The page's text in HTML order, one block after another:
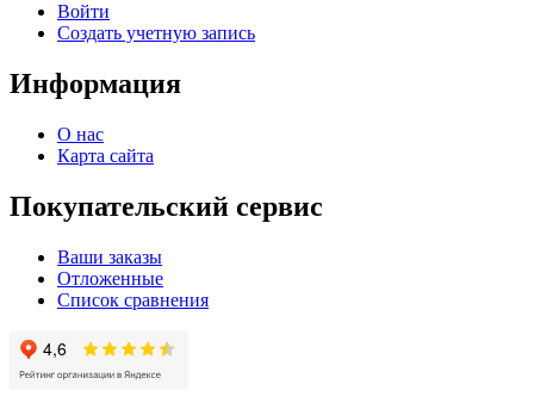
Войти
Создать учетную запись
Информация
О нас
Карта сайта
Покупательский сервис
Ваши заказы
Отложенные
Список сравнения